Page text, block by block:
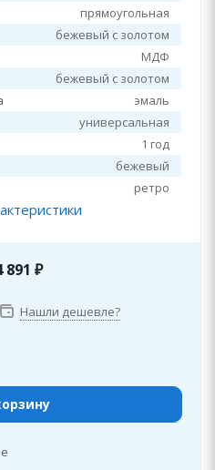
прямоугольная
бежевый с золотом
МДФ
бежевый с золотом
эмаль
универсальная
1 год
бежевый
ретро
891 ₽
Нашли дешевле?